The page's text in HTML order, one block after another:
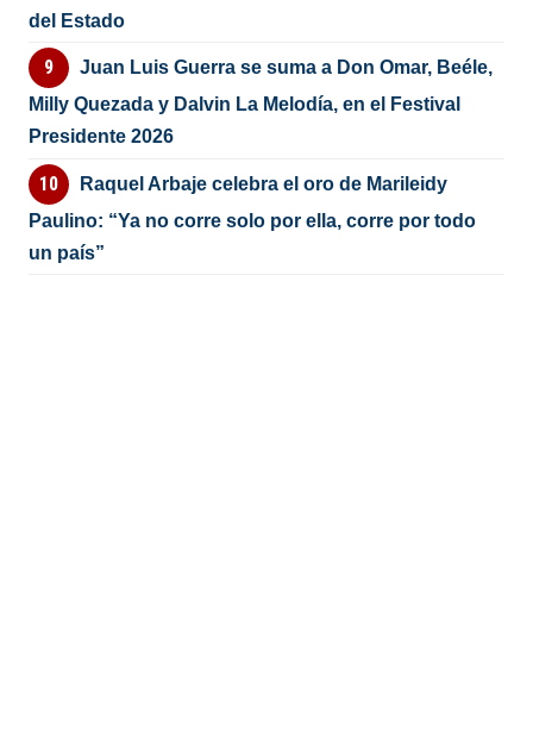
del Estado
Juan Luis Guerra se suma a Don Omar, Beéle,
Milly Quezada y Dalvin La Melodía, en el Festival
Presidente 2026
Raquel Arbaje celebra el oro de Marileidy
Paulino: “Ya no corre solo por ella, corre por todo
un país”